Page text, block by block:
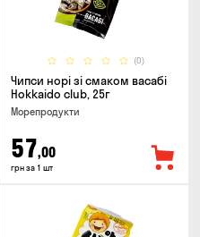
(0)
Чипси норі зі смаком васабі
Hokkaido club, 25г
Морепродукти
57,00
грн за 1 шт